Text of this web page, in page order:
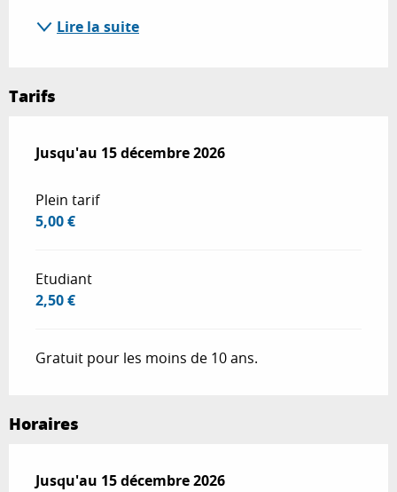
Lire la suite
Tarifs
Du15 décembre 2025au15 décembre 2026
Jusqu'au 15 décembre 2026
Plein tarif
5,00 €
Etudiant
2,50 €
Gratuit pour les moins de 10 ans.
Horaires
Du1 janvier 2026au15 décembre 2026
Jusqu'au 15 décembre 2026